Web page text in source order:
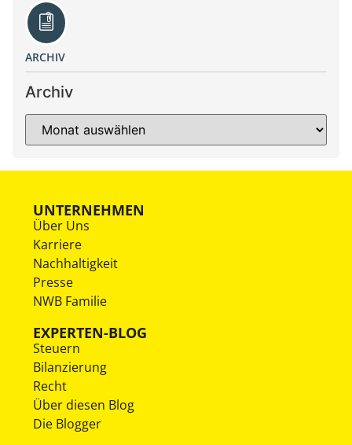
ARCHIV
Archiv
UNTERNEHMEN
Über Uns
Karriere
Nachhaltigkeit
Presse
NWB Familie
EXPERTEN-BLOG
Steuern
Bilanzierung
Recht
Über diesen Blog
Die Blogger